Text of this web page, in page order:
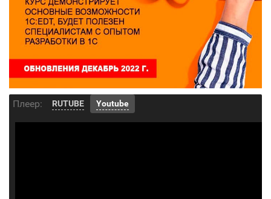
Плеер: RUTUBE Youtube